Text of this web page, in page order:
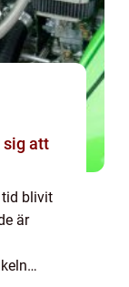
tid blivit
är